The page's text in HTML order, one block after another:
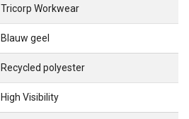
Tricorp Workwear
Blauw geel
Recycled polyester
High Visibility